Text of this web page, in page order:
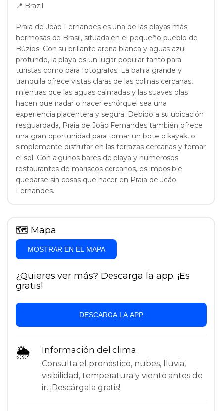
📍 Brazil
Praia de João Fernandes es una de las playas más
hermosas de Brasil, situada en el pequeño pueblo de
Búzios. Con su brillante arena blanca y aguas azul
profundo, la playa es un lugar popular tanto para
turistas como para fotógrafos. La bahía grande y
tranquila ofrece vistas claras de las colinas cercanas,
mientras que las aguas calmadas y las suaves olas
hacen que nadar o hacer esnórquel sea una
experiencia placentera y segura. Debido a su ubicación
resguardada, Praia de João Fernandes también ofrece
una gran oportunidad para tomar un bote o kayak, o
simplemente disfrutar en las terrazas cercanas y tomar
el sol. Con algunos bares de playa y numerosos
restaurantes de mariscos cercanos, es imposible
quedarse sin cosas que hacer en Praia de João
Fernandes.
🗺 Mapa
MOSTRAR EN EL MAPA
¿Quieres ver más? Descarga la app. ¡Es
gratis!
DESCARGA LA APP
🌦 Información del clima
Consulta el pronóstico, nubes, lluvia,
visibilidad, temperatura y viento antes de
ir. ¡Descárgala gratis!